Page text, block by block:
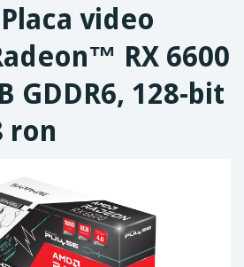
Placa video
RX 6600
GDDR6, 128-bit
ron